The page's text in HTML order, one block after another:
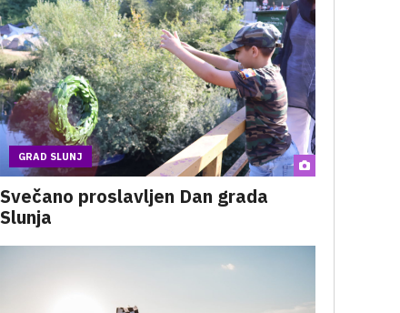
GRAD SLUNJ
Svečano proslavljen Dan grada
Slunja